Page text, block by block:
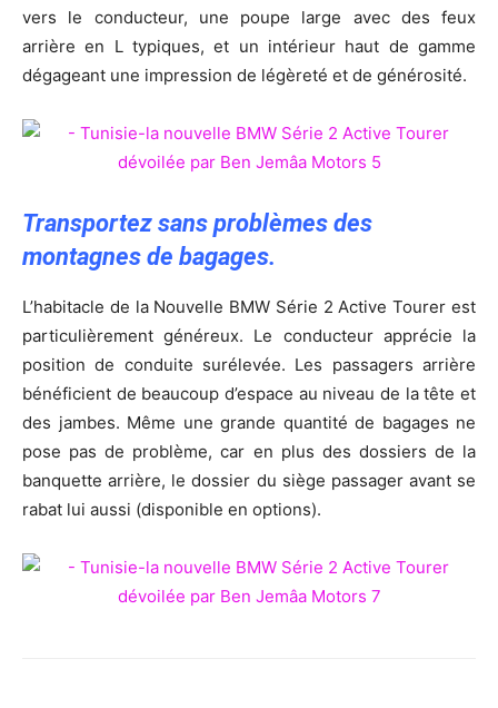
vers le conducteur, une poupe large avec des feux
arrière en L typiques, et un intérieur haut de gamme
dégageant une impression de légèreté et de générosité.
Transportez sans problèmes des
montagnes de bagages.
L’habitacle de la Nouvelle BMW Série 2 Active Tourer est
particulièrement généreux. Le conducteur apprécie la
position de conduite surélevée. Les passagers arrière
bénéficient de beaucoup d’espace au niveau de la tête et
des jambes. Même une grande quantité de bagages ne
pose pas de problème, car en plus des dossiers de la
banquette arrière, le dossier du siège passager avant se
rabat lui aussi (disponible en options).